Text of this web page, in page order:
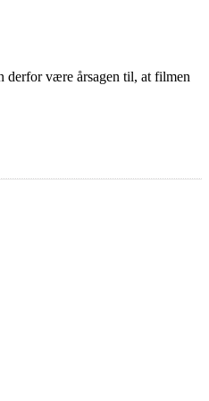
derfor være årsagen til, at filmen